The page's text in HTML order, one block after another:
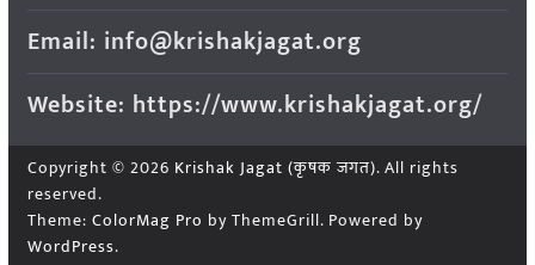
Email: info@krishakjagat.org
Website: https://www.krishakjagat.org/
Copyright © 2026 Krishak Jagat (कृषक जगत). All rights
reserved.
Theme: ColorMag Pro by ThemeGrill. Powered by
WordPress.